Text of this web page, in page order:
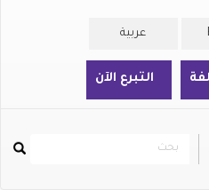
عربية
التبرع الآن
Rechercher
بحث